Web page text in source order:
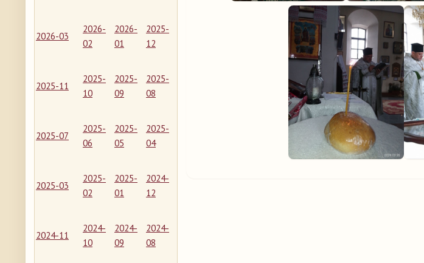
2026-03
2026-
02
2026-
01
2025-
12
2025-11
2025-
10
2025-
09
2025-
08
2025-07
2025-
06
2025-
05
2025-
04
2025-03
2025-
02
2025-
01
2024-
12
2024-11
2024-
10
2024-
09
2024-
08